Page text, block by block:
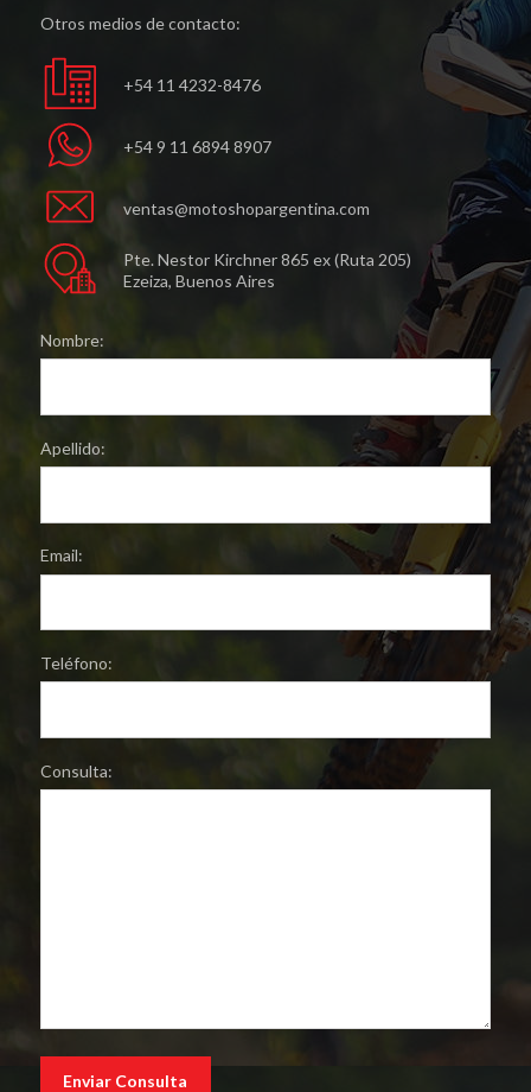
Otros medios de contacto:
+54 11 4232-8476
+54 9 11 6894 8907
ventas@motoshopargentina.com
Pte. Nestor Kirchner 865 ex (Ruta 205)
Ezeiza, Buenos Aires
Nombre:
Apellido:
Email:
Teléfono:
Consulta: